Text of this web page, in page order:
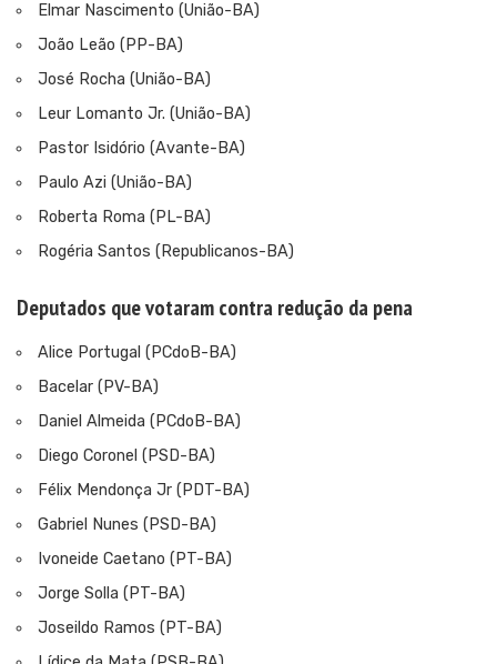
Elmar Nascimento (União-BA)
João Leão (PP-BA)
José Rocha (União-BA)
Leur Lomanto Jr. (União-BA)
Pastor Isidório (Avante-BA)
Paulo Azi (União-BA)
Roberta Roma (PL-BA)
Rogéria Santos (Republicanos-BA)
Deputados que votaram contra redução da pena
Alice Portugal (PCdoB-BA)
Bacelar (PV-BA)
Daniel Almeida (PCdoB-BA)
Diego Coronel (PSD-BA)
Félix Mendonça Jr (PDT-BA)
Gabriel Nunes (PSD-BA)
Ivoneide Caetano (PT-BA)
Jorge Solla (PT-BA)
Joseildo Ramos (PT-BA)